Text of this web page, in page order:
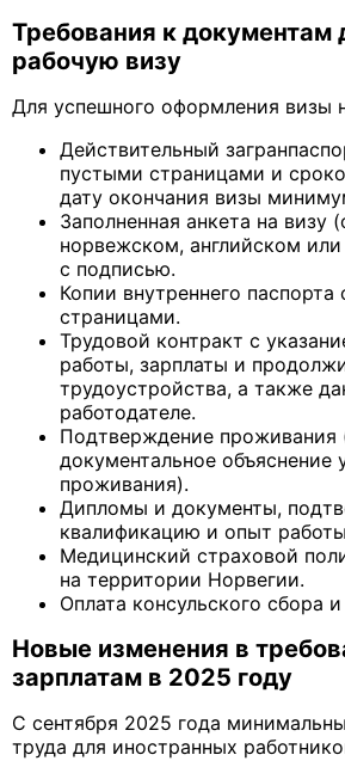
Требования к документам
рабочую визу
Для успешного оформления визы
Действительный
пустыми страницами и
дату окончания визы
Заполненная анкета на визу
норвежском, английском
с подписью.
Копии внутреннего
страницами.
Трудовой контракт с
работы, зарплаты и
трудоустройства, а также
работодателе.
Подтверждение проживания
документальное объяснение
проживания).
Дипломы и документы,
квалификацию и опыт
Медицинский страховой
на территории Норвегии.
Оплата консульского сбора
Новые изменения в
зарплатам в 2025 году
С сентября 2025 года
труда для иностранных